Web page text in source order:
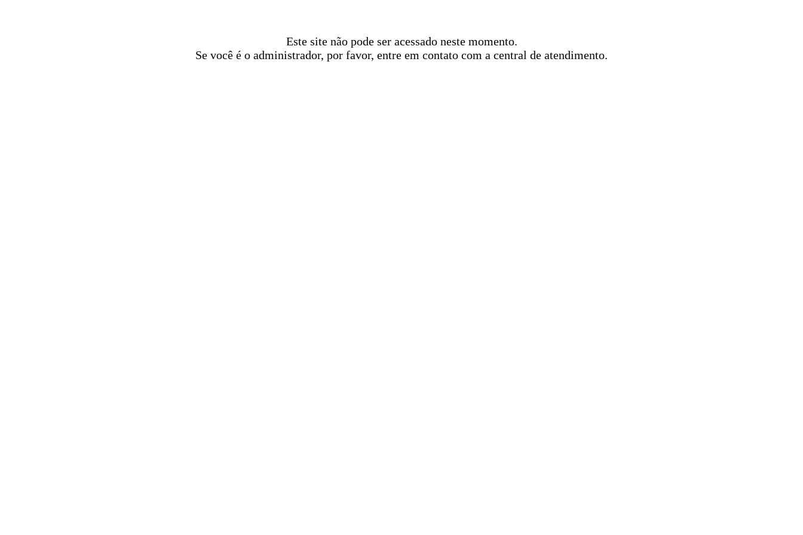
Este site não pode ser acessado neste momento.
Se você é o administrador, por favor, entre em contato com a central de atendimento.